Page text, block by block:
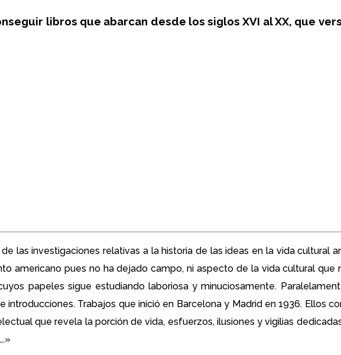
libros que abarcan desde los siglos XVI al XX, que
las investigaciones relativas a la historia de las ideas en la vida cultural
americano pues no ha dejado campo, ni aspecto de la vida cultural que
papeles sigue estudiando laboriosa y minuciosamente.
Trabajos que inició en Barcelona y Madrid en 1936. Ellos
que revela la porción de vida, esfuerzos, ilusiones y vigilias